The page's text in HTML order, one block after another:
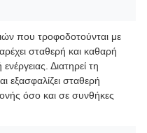
που τροφοδοτούνται με
σταθερή και καθαρή
Διατηρεί τη
εξασφαλίζει σταθερή
όσο και σε συνθήκες